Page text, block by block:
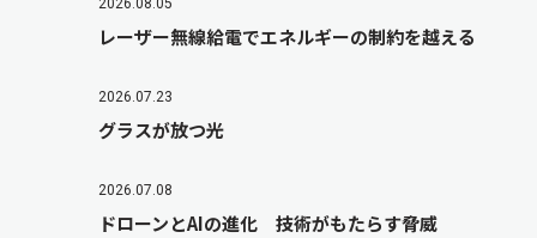
2026.08.05
レーザー無線給電でエネルギーの制約を越える
2026.07.23
グラスが放つ光
2026.07.08
ドローンとAIの進化 技術がもたらす脅威